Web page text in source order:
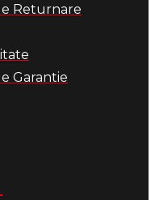
Returnare
Garantie